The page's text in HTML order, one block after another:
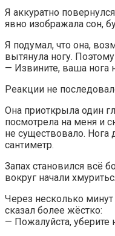
Я аккуратно
явно изображала сон,
Я подумал, что она,
вытянула ногу.
— Извините, ваша нога
Реакции не
Она приоткрыла один
посмотрела на меня и
не существовало. Нога
сантиметр.
Запах становился всё
вокруг начали
Через несколько минут
сказал более жёстко:
— Пожалуйста, уберите